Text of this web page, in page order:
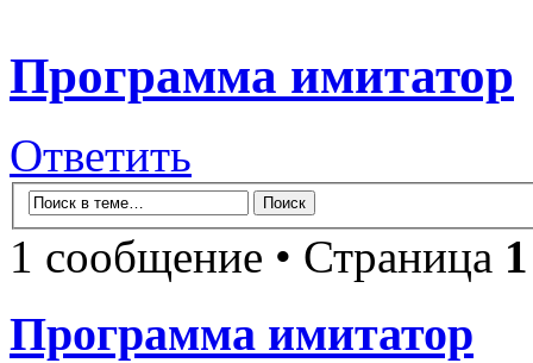
Программа имитатор
Ответить
1 сообщение • Страница 1
Программа имитатор